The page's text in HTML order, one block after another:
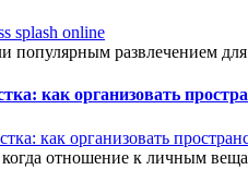
популярным развлечением
как организовать
отношение к личным